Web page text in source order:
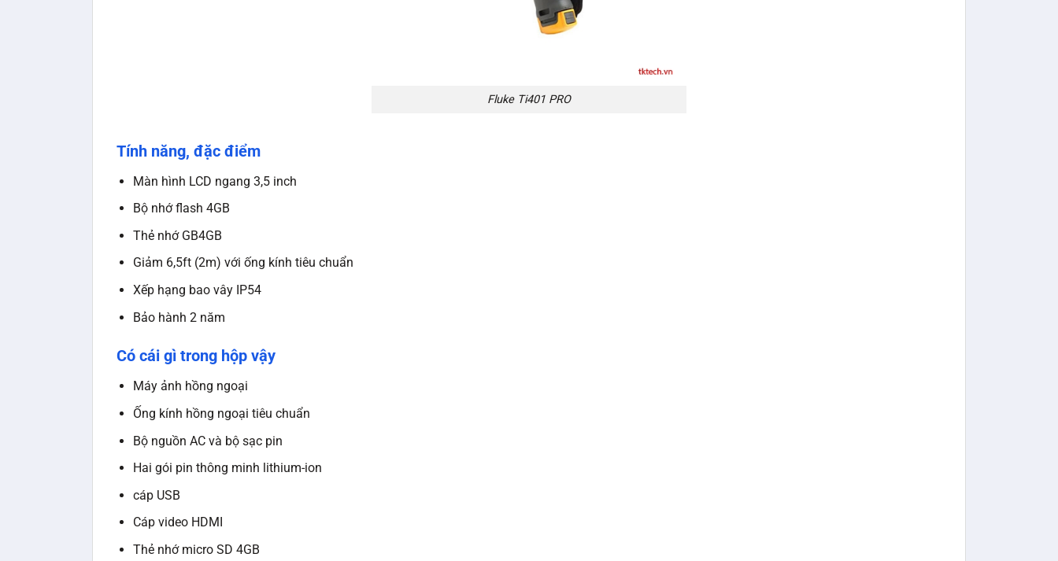
Fluke Ti401 PRO
Tính năng, đặc điểm
Màn hình LCD ngang 3,5 inch
Bộ nhớ flash 4GB
Thẻ nhớ GB4GB
Giảm 6,5ft (2m) với ống kính tiêu chuẩn
Xếp hạng bao vây IP54
Bảo hành 2 năm
Có cái gì trong hộp vậy
Máy ảnh hồng ngoại
Ống kính hồng ngoại tiêu chuẩn
Bộ nguồn AC và bộ sạc pin
Hai gói pin thông minh lithium-ion
cáp USB
Cáp video HDMI
Thẻ nhớ micro SD 4GB